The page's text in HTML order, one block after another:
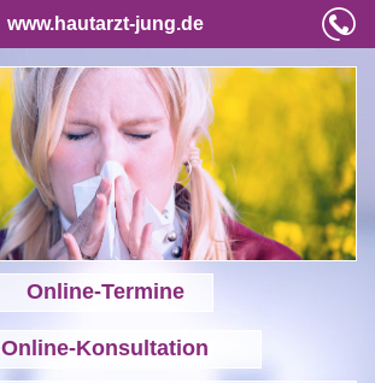
www.hautarzt-jung.de
Online-Termine
Online-Konsultation